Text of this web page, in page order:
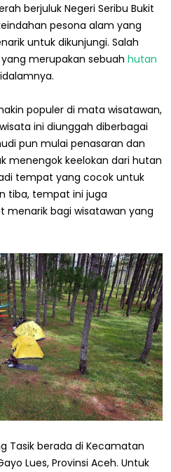
berjuluk Negeri Seribu Bukit
pesona alam yang
untuk dikunjungi. Salah
merupakan sebuah hutan
populer di mata wisatawan,
ini diunggah diberbagai
pun mulai penasaran dan
menengok keelokan dari hutan
tempat yang cocok untuk
tiba, tempat ini juga
menarik bagi wisatawan yang
Tasik berada di Kecamatan
Lues, Provinsi Aceh. Untuk